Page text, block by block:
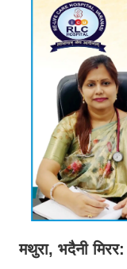
मथुरा, भदैनी मिरर: